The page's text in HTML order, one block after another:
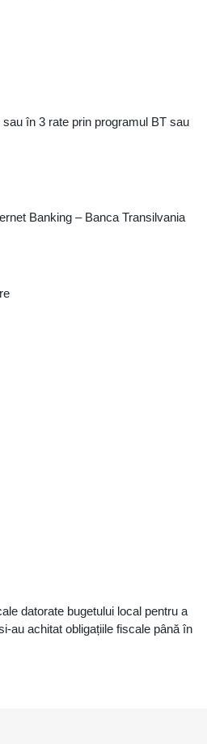
în 3 rate prin programul BT sau
Banking – Banca Transilvania
datorate bugetului local pentru a
au achitat obligațiile fiscale până în